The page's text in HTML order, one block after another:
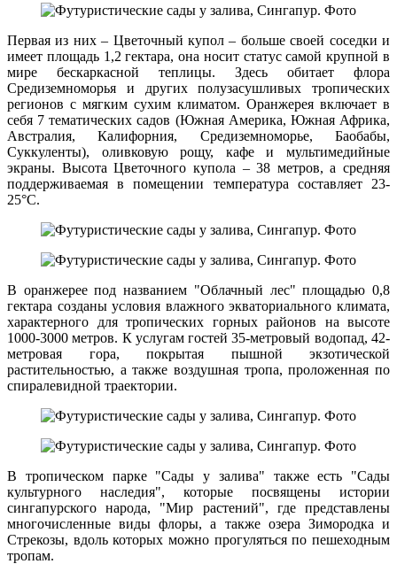
Первая из них – Цветочный купол – больше своей соседки и
имеет площадь 1,2 гектара, она носит статус самой крупной в
мире бескаркасной теплицы. Здесь обитает флора
Средиземноморья и других полузасушливых тропических
регионов с мягким сухим климатом. Оранжерея включает в
себя 7 тематических садов (Южная Америка, Южная Африка,
Австралия, Калифорния, Средиземноморье, Баобабы,
Суккуленты), оливковую рощу, кафе и мультимедийные
экраны. Высота Цветочного купола – 38 метров, а средняя
поддерживаемая в помещении температура составляет 23-
25°С.
В оранжерее под названием "Облачный лес" площадью 0,8
гектара созданы условия влажного экваториального климата,
характерного для тропических горных районов на высоте
1000-3000 метров. К услугам гостей 35-метровый водопад, 42-
метровая гора, покрытая пышной экзотической
растительностью, а также воздушная тропа, проложенная по
спиралевидной траектории.
В тропическом парке "Сады у залива" также есть "Сады
культурного наследия", которые посвящены истории
сингапурского народа, "Мир растений", где представлены
многочисленные виды флоры, а также озера Зимородка и
Стрекозы, вдоль которых можно прогуляться по пешеходным
тропам.